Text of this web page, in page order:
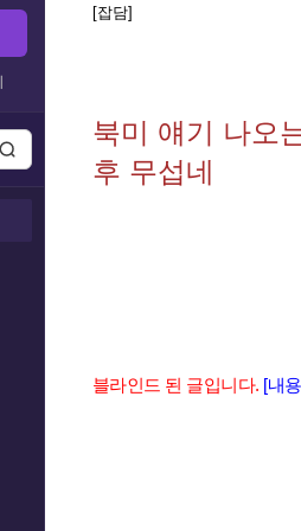
[잡담]
북미 얘기 나오
후 무섭네
블라인드 된 글입니다. [내